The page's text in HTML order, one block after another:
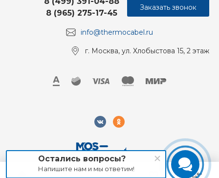
info@thermocabel.ru
8 (965) 275-17-45
г. Москва, ул. Хлобыстова 15, 2 этаж
Заказать звонок
Остались вопросы?
Напишите нам и мы ответим!